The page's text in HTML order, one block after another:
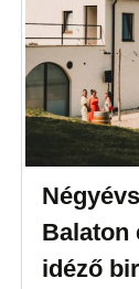
Balaton
idéző